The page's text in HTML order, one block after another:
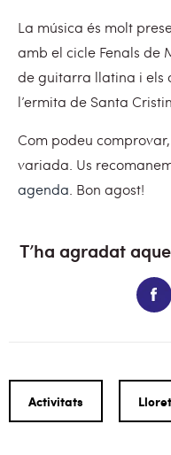
La música és molt
amb el cicle Fenals de
de guitarra llatina i els
l’ermita de Santa
Com podeu
variada. Us
agenda. Bon agost!
T’ha agradat
Activitats